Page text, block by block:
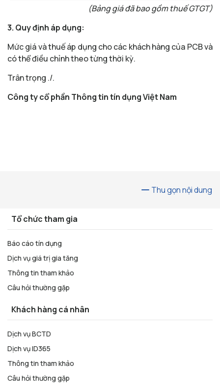
(Bảng giá đã bao gồm thuế GTGT)
3. Quy định áp dụng:
Mức giá và thuế áp dụng cho các khách hàng của PCB và
có thể điều chỉnh theo từng thời kỳ.
Trân trọng ./.
Công ty cổ phần Thông tin tín dụng Việt Nam
Thu gọn nội dung
Tổ chức tham gia
Báo cáo tín dụng
Dịch vụ giá trị gia tăng
Thông tin tham khảo
Câu hỏi thường gặp
Khách hàng cá nhân
Dịch vụ BCTD
Dịch vụ ID365
Thông tin tham khảo
Câu hỏi thường gặp